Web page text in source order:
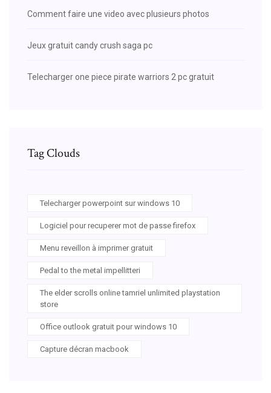
Comment faire une video avec plusieurs photos
Jeux gratuit candy crush saga pc
Telecharger one piece pirate warriors 2 pc gratuit
Tag Clouds
Telecharger powerpoint sur windows 10
Logiciel pour recuperer mot de passe firefox
Menu reveillon à imprimer gratuit
Pedal to the metal impellitteri
The elder scrolls online tamriel unlimited playstation
store
Office outlook gratuit pour windows 10
Capture décran macbook